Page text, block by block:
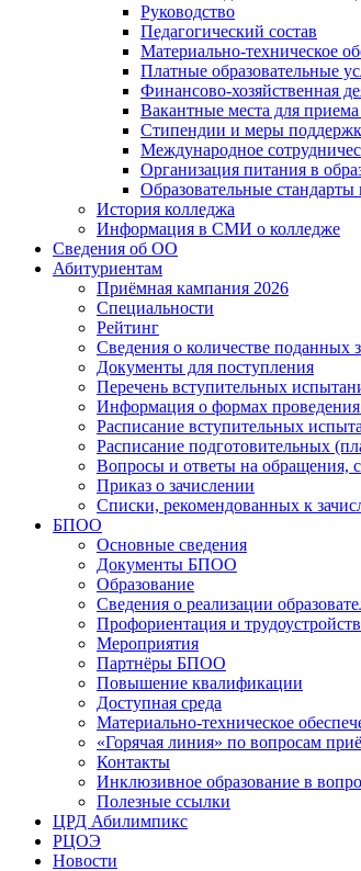
Руководство
Педагогический состав
Материально-техническое
Платные образовательные
Финансово-хозяйственная
Вакантные места для
Стипендии и меры
Международное
Организация питания в
Образовательные стандарты
История колледжа
Информация в СМИ о колледже
Сведения об ОО
Абитуриентам
Приёмная кампания 2026
Специальности
Рейтинг
Сведения о количестве поданных
Документы для поступления
Перечень вступительных
Информация о формах
Расписание вступительных
Расписание подготовительных
Вопросы и ответы на обращения,
Приказ о зачислении
Списки, рекомендованных к
БПОО
Основные сведения
Документы БПОО
Образование
Сведения о реализации
Профориентация и
Мероприятия
Партнёры БПОО
Повышение квалификации
Доступная среда
Материально-техническое
«Горячая линия» по вопросам
Контакты
Инклюзивное образование в
Полезные ссылки
ЦРД Абилимпикс
РЦОЭ
Новости